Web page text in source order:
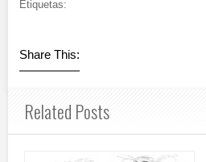
Etiquetas:
Share This:
Related Posts